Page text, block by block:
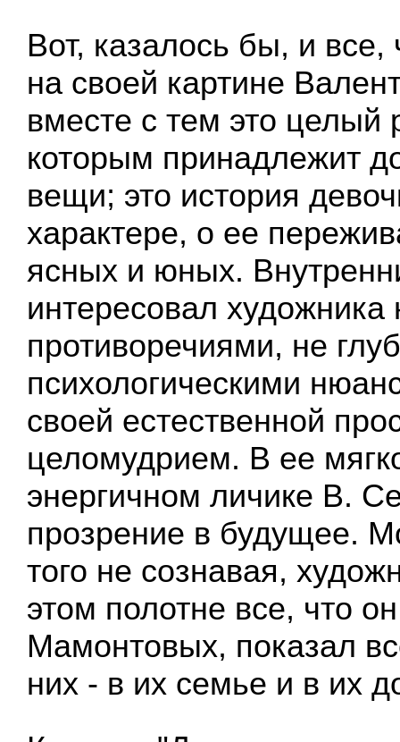
Вот, казалось бы, и все,
на своей картине
вместе с тем это
которым принадлежит
вещи; это история
характере, о ее
ясных и юных.
интересовал
противоречиями, не
психологическими
своей естественной
целомудрием. В ее
энергичном личике В.
прозрение в будущее.
того не сознавая,
этом полотне все, что
Мамонтовых, показал
них - в их семье и в их